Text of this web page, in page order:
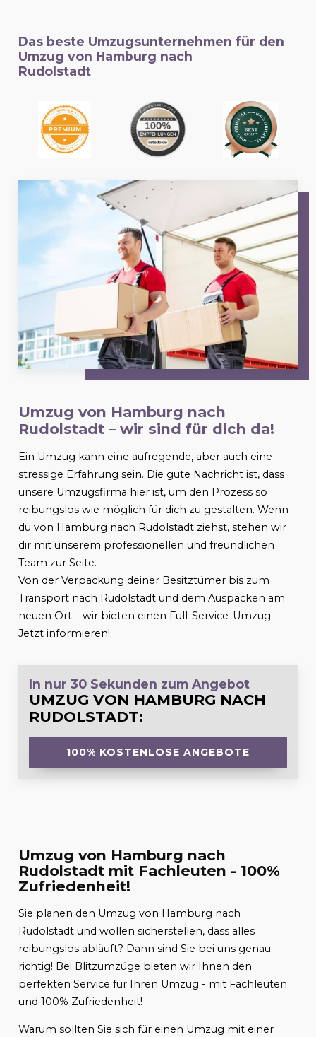
Das beste Umzugsunternehmen für den
Umzug von Hamburg nach
Rudolstadt
Umzug von Hamburg nach
Rudolstadt– wir sind für dich da!
Ein Umzug kann eine aufregende, aber auch eine
stressige Erfahrung sein. Die gute Nachricht ist, dass
unsere Umzugsfirma hier ist, um den Prozess so
reibungslos wie möglich für dich zu gestalten. Wenn
du von Hamburg nach Rudolstadtziehst, stehen wir
dir mit unserem professionellen und freundlichen
Team zur Seite.
Von der Verpackung deiner Besitztümer bis zum
Transport nach Rudolstadtund dem Auspacken am
neuen Ort – wir bieten einen Full-Service-Umzug.
Jetzt informieren!
In nur 30 Sekunden zum Angebot
UMZUG VON HAMBURG NACH
RUDOLSTADT:
100% KOSTENLOSE ANGEBOTE
Umzug von Hamburg nach
Rudolstadt mit Fachleuten - 100%
Zufriedenheit!
Sie planen den Umzug von Hamburg nach
Rudolstadt und wollen sicherstellen, dass alles
reibungslos abläuft? Dann sind Sie bei uns genau
richtig! Bei Blitzumzüge bieten wir Ihnen den
perfekten Service für Ihren Umzug - mit Fachleuten
und 100% Zufriedenheit!
Warum sollten Sie sich für einen Umzug mit einer